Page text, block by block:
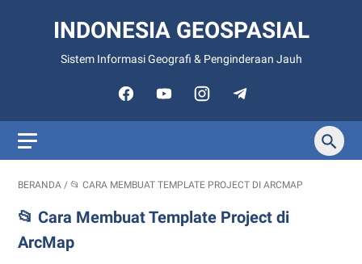
INDONESIA GEOSPASIAL
Sistem Informasi Geografi & Penginderaan Jauh
BERANDA / 📂 CARA MEMBUAT TEMPLATE PROJECT DI ARCMAP
📂 Cara Membuat Template Project di
ArcMap